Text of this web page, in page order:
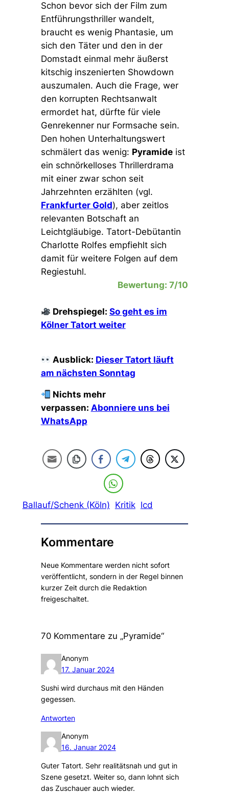
Schon bevor sich der Film zum
Entführungsthriller wandelt,
braucht es wenig Phantasie, um
sich den Täter und den in der
Domstadt einmal mehr äußerst
kitschig inszenierten Showdown
auszumalen. Auch die Frage, wer
den korrupten Rechtsanwalt
ermordet hat, dürfte für viele
Genrekenner nur Formsache sein.
Den hohen Unterhaltungswert
schmälert das wenig: Pyramideist
ein schnörkelloses Thrillerdrama
mit einer zwar schon seit
Jahrzehnten erzählten (vgl.
Frankfurter Gold), aber zeitlos
relevanten Botschaft an
Leichtgläubige. Tatort-Debütantin
Charlotte Rolfes empfiehlt sich
damit für weitere Folgen auf dem
Regiestuhl.
Bewertung: 7/10
Drehspiegel: So geht es im
Kölner Tatort weiter
Ausblick: Dieser Tatort läuft
am nächsten Sonntag
Nichts mehr
verpassen: Abonniere uns bei
WhatsApp
Ballauf/Schenk (Köln) Kritik lcd
Kommentare
Neue Kommentare werden nicht sofort
veröffentlicht, sondern in der Regel binnen
kurzer Zeit durch die Redaktion
freigeschaltet.
70 Kommentare zu „Pyramide“
Anonym
17. Januar 2024
Sushi wird durchaus mit den Händen
gegessen.
Antworten
Anonym
16. Januar 2024
Guter Tatort. Sehr realitätsnah und gut in
Szene gesetzt. Weiter so, dann lohnt sich
das Zuschauer auch wieder.